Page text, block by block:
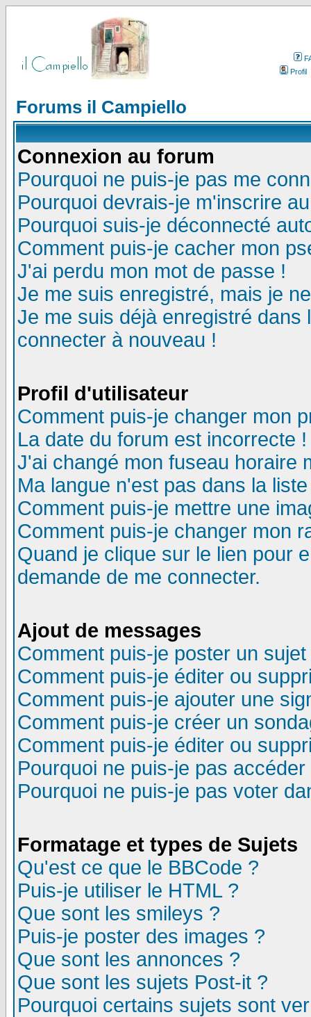
Profil
Forums il Campiello
Connexion au forum
Pourquoi ne puis-je pas me
Pourquoi devrais-je m'inscrire
Pourquoi suis-je déconnecté
Comment puis-je cacher mon
J'ai perdu mon mot de passe !
Je me suis enregistré, mais je
Je me suis déjà enregistré
connecter à nouveau !
Profil d'utilisateur
Comment puis-je changer mon
La date du forum est incorrecte !
J'ai changé mon fuseau horaire
Ma langue n'est pas dans la
Comment puis-je mettre une
Comment puis-je changer mon
Quand je clique sur le lien pour
demande de me connecter.
Ajout de messages
Comment puis-je poster un
Comment puis-je éditer ou
Comment puis-je ajouter une
Comment puis-je créer un
Comment puis-je éditer ou
Pourquoi ne puis-je pas
Pourquoi ne puis-je pas voter
Formatage et types de Sujets
Qu'est ce que le BBCode ?
Puis-je utiliser le HTML ?
Que sont les smileys ?
Puis-je poster des images ?
Que sont les annonces ?
Que sont les sujets Post-it ?
Pourquoi certains sujets sont